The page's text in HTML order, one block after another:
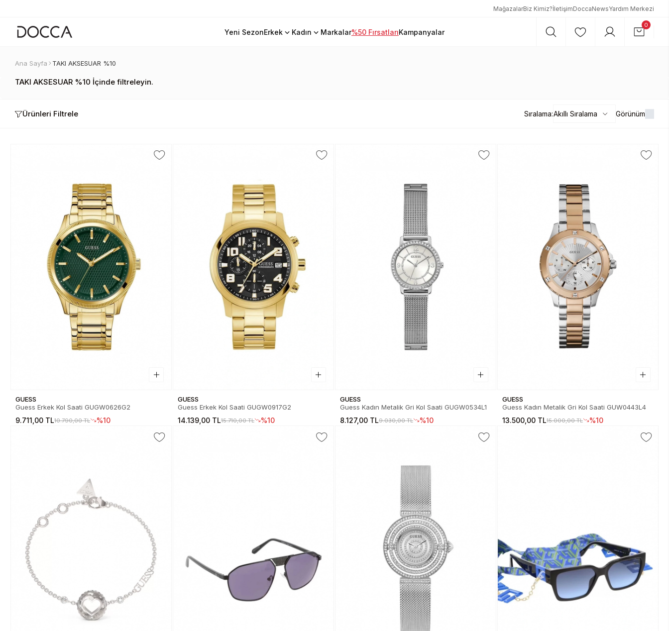
MağazalarBiz Kimiz?İletişimDoccaNewsYardım Merkezi
Yeni SezonErkek Kadın Markalar%50 FırsatlarıKampanyalar
0
Ana Sayfa TAKI AKSESUAR %10
TAKI AKSESUAR %10 İçinde filtreleyin.
Ürünleri Filtrele Sıralama: Görünüm
GUESS
Guess Erkek Kol Saati GUGW0626G2
9.711,00 TL10.790,00 TL %10
GUESS
Guess Erkek Kol Saati GUGW0917G2
14.139,00 TL15.710,00 TL %10
GUESS
Guess Kadın Metalik Gri Kol Saati GUGW0534L1
8.127,00 TL9.030,00 TL %10
GUESS
Guess Kadın Metalik Gri Kol Saati GUW0443L4
13.500,00 TL15.000,00 TL %10